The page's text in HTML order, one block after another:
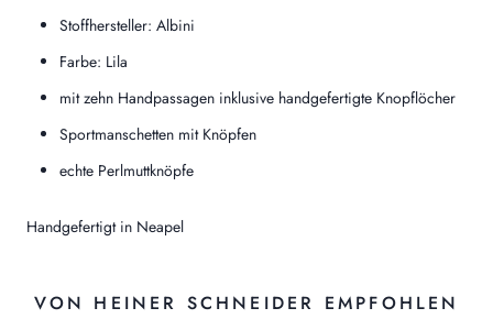
Stoffhersteller: Albini
Farbe: Lila
mit zehn Handpassagen inklusive handgefertigte Knopflöcher
Sportmanschetten mit Knöpfen
echte Perlmuttknöpfe
Handgefertigt in Neapel
VON HEINER SCHNEIDER EMPFOHLEN